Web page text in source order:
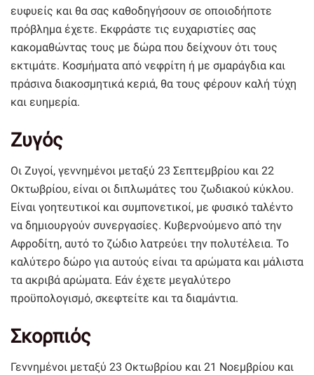
ευφυείς και θα σας καθοδηγήσουν σε οποιοδήποτε
πρόβλημα έχετε. Εκφράστε τις ευχαριστίες σας
κακομαθώντας τους με δώρα που δείχνουν ότι τους
εκτιμάτε. Κοσμήματα από νεφρίτη ή με σμαράγδια και
πράσινα διακοσμητικά κεριά, θα τους φέρουν καλή τύχη
και ευημερία.
Ζυγός
Οι Ζυγοί, γεννημένοι μεταξύ 23 Σεπτεμβρίου και 22
Οκτωβρίου, είναι οι διπλωμάτες του ζωδιακού κύκλου.
Είναι γοητευτικοί και συμπονετικοί, με φυσικό ταλέντο
να δημιουργούν συνεργασίες. Κυβερνούμενο από την
Αφροδίτη, αυτό το ζώδιο λατρεύει την πολυτέλεια. Το
καλύτερο δώρο για αυτούς είναι τα αρώματα και μάλιστα
τα ακριβά αρώματα. Εάν έχετε μεγαλύτερο
προϋπολογισμό, σκεφτείτε και τα διαμάντια.
Σκορπιός
Γεννημένοι μεταξύ 23 Οκτωβρίου και 21 Νοεμβρίου και